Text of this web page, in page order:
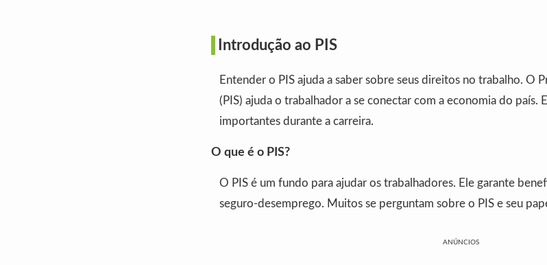
Introdução ao PIS
Entender o PIS ajuda a saber sobre seus direitos no trabalho. O
(PIS) ajuda o trabalhador a se conectar com a economia do país.
importantes durante a carreira.
O que é o PIS?
O PIS é um fundo para ajudar os trabalhadores. Ele garante
seguro-desemprego. Muitos se perguntam sobre o PIS e seu
ANÚNCIOS